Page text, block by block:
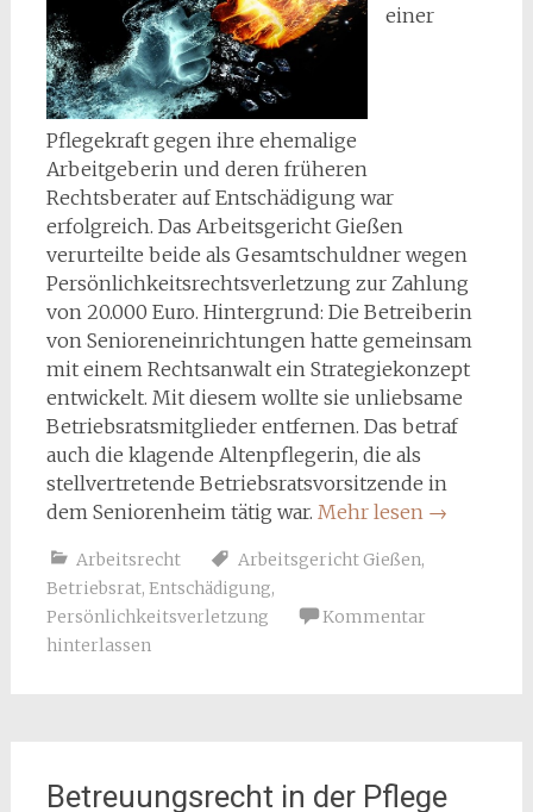
einer
Pflegekraft gegen ihre ehemalige
Arbeitgeberin und deren früheren
Rechtsberater auf Entschädigung war
erfolgreich. Das Arbeitsgericht Gießen
verurteilte beide als Gesamtschuldner wegen
Persönlichkeitsrechtsverletzung zur Zahlung
von 20.000 Euro. Hintergrund: Die Betreiberin
von Senioreneinrichtungen hatte gemeinsam
mit einem Rechtsanwalt ein Strategiekonzept
entwickelt. Mit diesem wollte sie unliebsame
Betriebsratsmitglieder entfernen. Das betraf
auch die klagende Altenpflegerin, die als
stellvertretende Betriebsratsvorsitzende in
dem Seniorenheim tätig war. Mehr lesen →
Arbeitsrecht Arbeitsgericht Gießen,
Betriebsrat, Entschädigung,
Persönlichkeitsverletzung
Kommentar
hinterlassen
Betreuungsrecht in der Pflege